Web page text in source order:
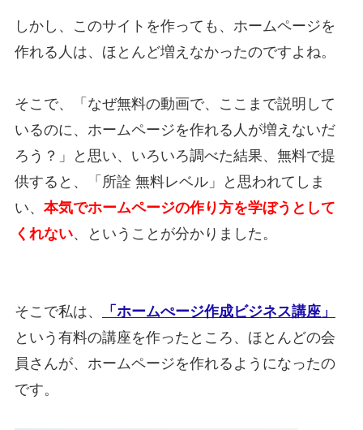
しかし、このサイトを作っても、ホームページを
作れる人は、ほとんど増えなかったのですよね。
そこで、「なぜ無料の動画で、ここまで説明して
いるのに、ホームページを作れる人が増えないだ
ろう？」と思い、いろいろ調べた結果、無料で提
供すると、「所詮 無料レベル」と思われてしま
い、 本気でホームページの作り方を学ぼうとして
くれない、ということが分かりました。
そこで私は、
「ホームぺージ作成ビジネス講座」
という有料の講座を作ったところ、ほとんどの会
員さんが、ホームページを作れるようになったの
です。